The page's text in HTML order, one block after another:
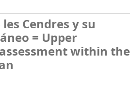
Cendres y su
= Upper
within the